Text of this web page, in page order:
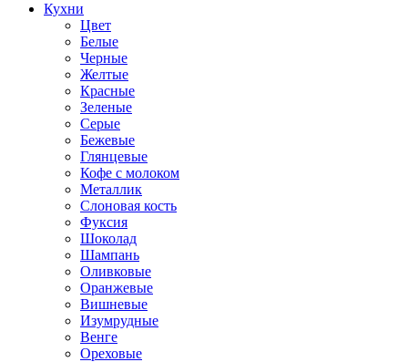
Кухни
Цвет
Белые
Черные
Желтые
Красные
Зеленые
Серые
Бежевые
Глянцевые
Кофе с молоком
Металлик
Слоновая кость
Фуксия
Шоколад
Шампань
Оливковые
Оранжевые
Вишневые
Изумрудные
Венге
Ореховые